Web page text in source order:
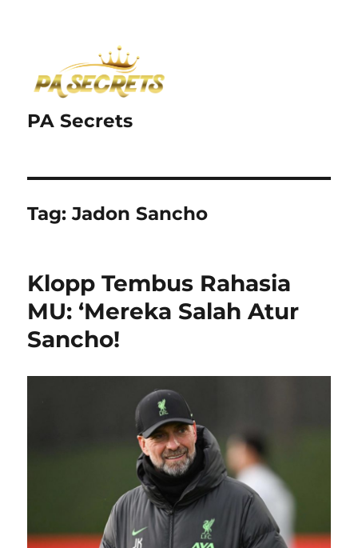
PA Secrets
Tag:Jadon Sancho
Klopp Tembus Rahasia
MU: ‘Mereka Salah Atur
Sancho!